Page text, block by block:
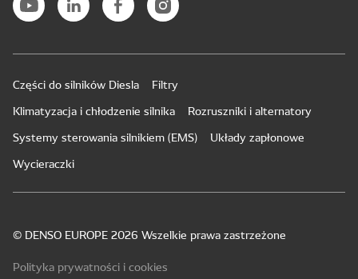
Części do silników Diesla
Filtry
Klimatyzacja i chłodzenie silnika
Rozruszniki i alternatory
Systemy sterowania silnikiem (EMS)
Układy zapłonowe
Wycieraczki
© DENSO EUROPE 2026 Wszelkie prawa zastrzeżone
Polityka prywatności i cookies